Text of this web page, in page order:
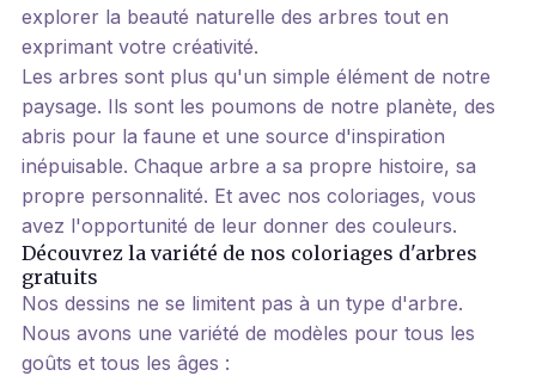
explorer la beauté naturelle des arbres tout en
exprimant votre créativité.
Les arbres sont plus qu'un simple élément de notre
paysage. Ils sont les poumons de notre planète, des
abris pour la faune et une source d'inspiration
inépuisable. Chaque arbre a sa propre histoire, sa
propre personnalité. Et avec nos coloriages, vous
avez l'opportunité de leur donner des couleurs.
Découvrez la variété de nos coloriages d'arbres
gratuits
Nos dessins ne se limitent pas à un type d'arbre.
Nous avons une variété de modèles pour tous les
goûts et tous les âges :